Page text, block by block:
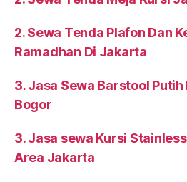
2. Sewa Tenda Plafon Dan
Ramadhan Di Jakarta
3. Jasa Sewa Barstool
Bogor
3. Jasa sewa Kursi
Area Jakarta